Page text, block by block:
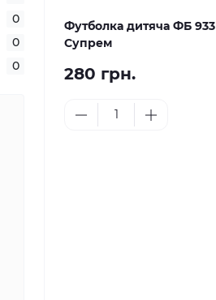
0
0
0
Футболка дитяча ФБ 933
Супрем
280 грн.